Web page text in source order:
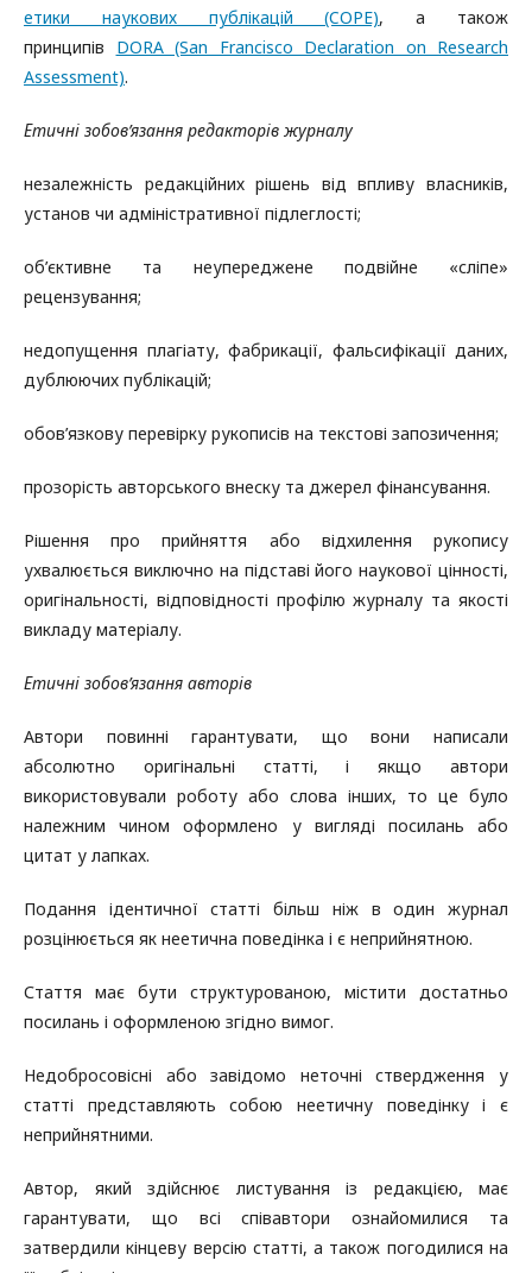
етики наукових публікацій (COPE), а також
принципів DORA (San Francisco Declaration on Research
Assessment).
Етичні зобов’язання редакторів журналу
незалежність редакційних рішень від впливу власників,
установ чи адміністративної підлеглості;
об’єктивне та неупереджене подвійне «сліпе»
рецензування;
недопущення плагіату, фабрикації, фальсифікації даних,
дублюючих публікацій;
обов’язкову перевірку рукописів на текстові запозичення;
прозорість авторського внеску та джерел фінансування.
Рішення про прийняття або відхилення рукопису
ухвалюється виключно на підставі його наукової цінності,
оригінальності, відповідності профілю журналу та якості
викладу матеріалу.
Етичні зобов’язання авторів
Автори повинні гарантувати, що вони написали
абсолютно оригінальні статті, і якщо автори
використовували роботу або слова інших, то це було
належним чином оформлено у вигляді посилань або
цитат у лапках.
Подання ідентичної статті більш ніж в один журнал
розцінюється як неетична поведінка і є неприйнятною.
Стаття має бути структурованою, містити достатньо
посилань і оформленою згідно вимог.
Недобросовісні або завідомо неточні ствердження у
статті представляють собою неетичну поведінку і є
неприйнятними.
Автор, який здійснює листування із редакцією, має
гарантувати, що всі співавтори ознайомилися та
затвердили кінцеву версію статті, а також погодилися на